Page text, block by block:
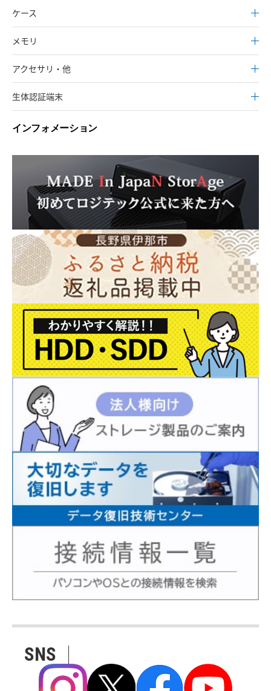
ケース
メモリ
アクセサリ・他
生体認証端末
インフォメーション
SNS